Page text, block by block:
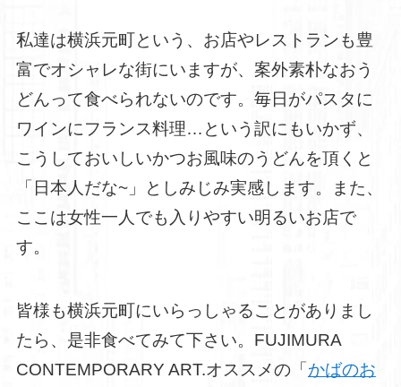
私達は横浜元町という、お店やレストランも豊
富でオシャレな街にいますが、案外素朴なおう
どんって食べられないのです。毎日がパスタに
ワインにフランス料理…という訳にもいかず、
こうしておいしいかつお風味のうどんを頂くと
「日本人だな~」としみじみ実感します。また、
ここは女性一人でも入りやすい明るいお店で
す。
皆様も横浜元町にいらっしゃることがありまし
たら、是非食べてみて下さい。FUJIMURA
CONTEMPORARY ART.オススメの「かばのお